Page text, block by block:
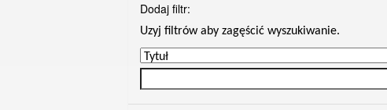
Dodaj filtr:
Uzyj filtrów aby zagęścić wyszukiwanie.